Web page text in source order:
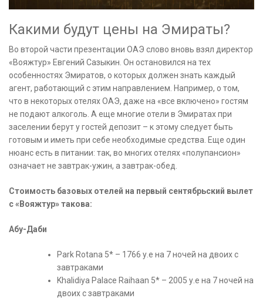
Какими будут цены на Эмираты?
Во второй части презентации ОАЭ слово вновь взял директор
«Вояжтур» Евгений Сазыкин. Он остановился на тех
особенностях Эмиратов, о которых должен знать каждый
агент, работающий с этим направлением. Например, о том,
что в некоторых отелях ОАЭ, даже на «все включено» гостям
не подают алкоголь. А еще многие отели в Эмиратах при
заселении берут у гостей депозит – к этому следует быть
готовым и иметь при себе необходимые средства. Еще один
нюанс есть в питании: так, во многих отелях «полупансион»
означает не завтрак-ужин, а завтрак-обед.
Cтоимость базовых отелей на первый сентябрьский вылет
с «Вояжтур» такова:
Абу-Даби
Park Rotana 5* – 1766 у.е на 7 ночей на двоих с
завтраками
Khalidiya Palace Raihaan 5* – 2005 у.е на 7 ночей на
двоих с завтраками